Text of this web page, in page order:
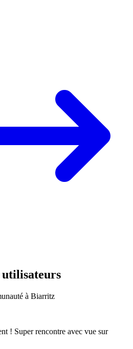
utilisateurs
à Biarritz
! Super rencontre avec vue sur